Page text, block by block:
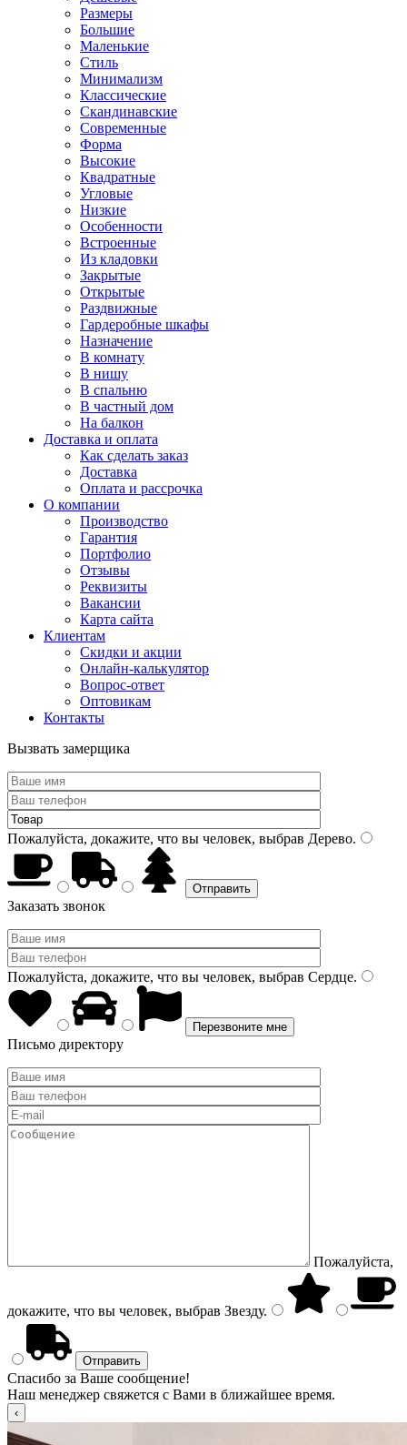
Размеры
Большие
Маленькие
Стиль
Минимализм
Классические
Скандинавские
Современные
Форма
Высокие
Квадратные
Угловые
Низкие
Особенности
Встроенные
Из кладовки
Закрытые
Открытые
Раздвижные
Гардеробные шкафы
Назначение
В комнату
В нишу
В спальню
В частный дом
На балкон
Доставка и оплата
Как сделать заказ
Доставка
Оплата и рассрочка
О компании
Производство
Гарантия
Портфолио
Отзывы
Реквизиты
Вакансии
Карта сайта
Клиентам
Скидки и акции
Онлайн-калькулятор
Вопрос-ответ
Оптовикам
Контакты
Вызвать замерщика
Пожалуйста, докажите, что вы человек, выбрав Дерево.
Заказать звонок
Пожалуйста, докажите, что вы человек, выбрав Сердце.
Письмо директору
Пожалуйста,
докажите, что вы человек, выбрав Звезду.
Спасибо за Ваше сообщение!
Наш менеджер свяжется с Вами в ближайшее время.